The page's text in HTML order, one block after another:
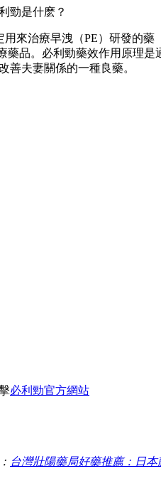
勁是什麽？
用來治療早洩（PE）研發的藥
藥品。必利勁藥效作用原理是
善夫妻關係的一種良藥。
必利勁官方網站
台灣壯陽藥局好藥推薦：日本